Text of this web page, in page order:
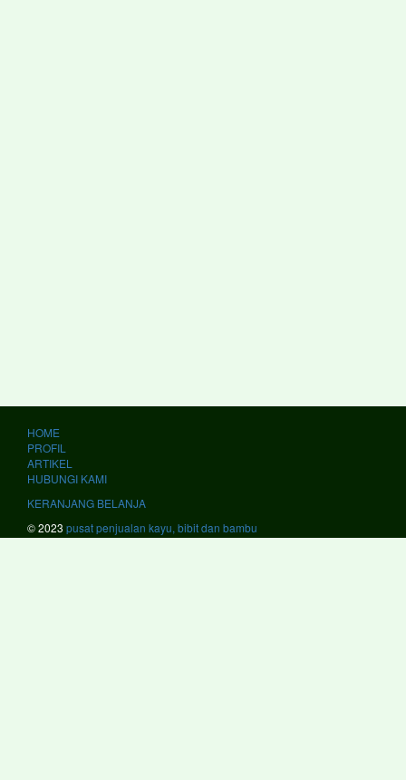
HOME
PROFIL
ARTIKEL
HUBUNGI KAMI
KERANJANG BELANJA
© 2023 pusat penjualan kayu, bibit dan bambu
kami melayani #JawaBarat #Bandung #BandungBarat #Bekasi #Bogor